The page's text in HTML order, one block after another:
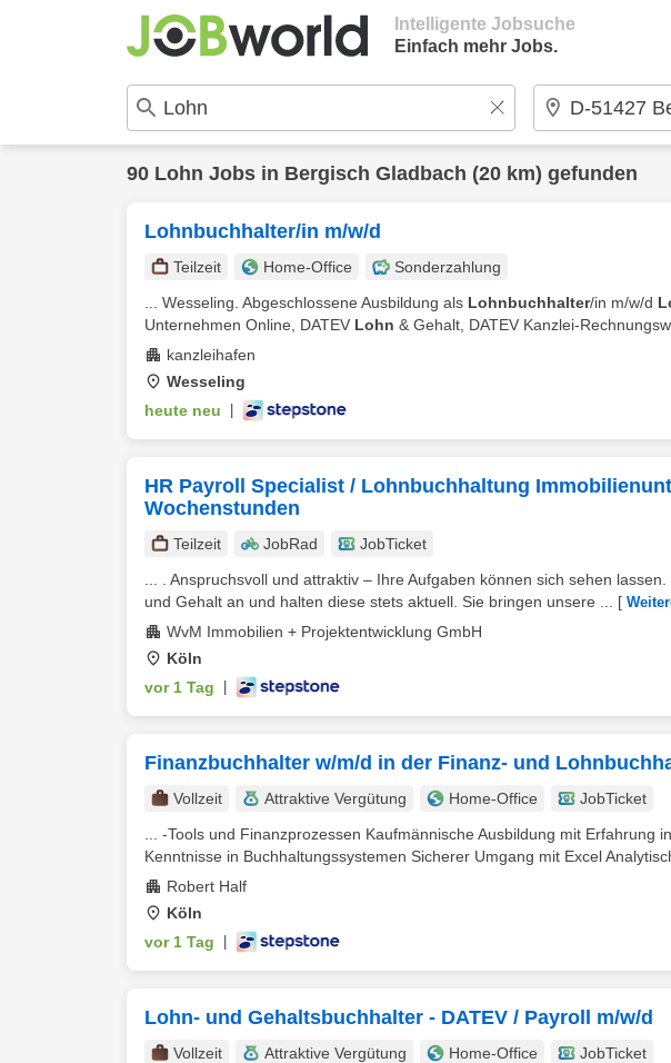
Intelligente Jobsuche
Einfach mehr Jobs.
90 Lohn Jobs in Bergisch Gladbach (20 km) gefunden
Lohnbuchhalter/in m/w/d
Teilzeit Home-Office
Sonderzahlung
... Wesseling. Abgeschlossene Ausbildung als Lohnbuchhalter/in m/w/d
Unternehmen Online, DATEV Lohn & Gehalt, DATEV Kanzlei-
kanzleihafen
Wesseling
heute neu
HR Payroll Specialist / Lohnbuchhaltung
Wochenstunden
Teilzeit JobRad
JobTicket
... . Anspruchsvoll und attraktiv – Ihre Aufgaben können sich sehen
und Gehalt an und halten diese stets aktuell. Sie bringen unsere ...
[
WvM Immobilien + Projektentwicklung GmbH
Köln
vor 1 Tag
Finanzbuchhalter w/m/d in der Finanz- und
Vollzeit Attraktive Vergütung Home-Office
JobTicket
... -Tools und Finanzprozessen Kaufmännische Ausbildung mit Erfahrung
Kenntnisse in Buchhaltungssystemen Sicherer Umgang mit Excel
Robert Half
Köln
vor 1 Tag
Lohn- und Gehaltsbuchhalter - DATEV / Payroll m/w/d
Vollzeit Attraktive Vergütung Home-Office
JobTicket